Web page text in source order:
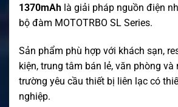
1370mAh là giải pháp nguồn điện
bộ đàm MOTOTRBO SL Series.
Sản phẩm phù hợp với khách sạn,
kiện, trung tâm bán lẻ, văn phòng và
trường yêu cầu thiết bị liên lạc có
nghiệp.